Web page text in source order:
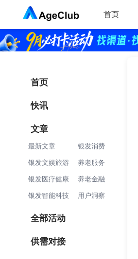
首页
首页
快讯
文章
最新文章 银发消费
银发文娱旅游 养老服务
银发医疗健康 养老金融
银发智能科技 用户洞察
全部活动
供需对接